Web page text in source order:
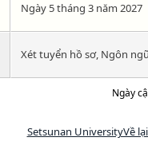
Ngày 5 tháng 3 năm 2027
Xét tuyển hồ sơ, Ngôn
Ngày
Setsunan UniversityVề